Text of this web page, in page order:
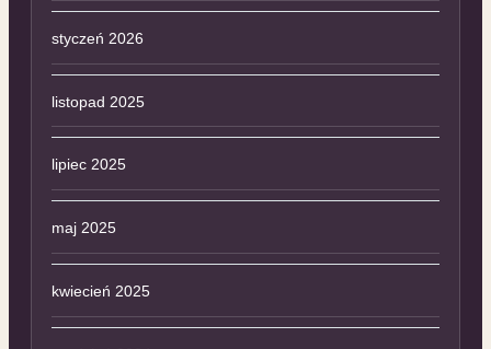
styczeń 2026
listopad 2025
lipiec 2025
maj 2025
kwiecień 2025